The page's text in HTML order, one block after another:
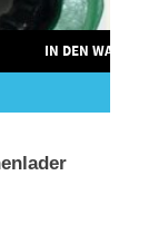
IN DEN